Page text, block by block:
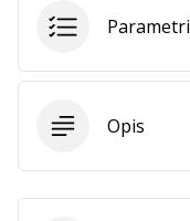
Parametri
Opis